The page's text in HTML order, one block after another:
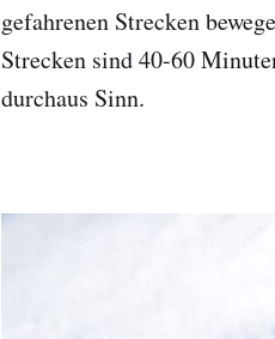
gefahrenen Strecken
Strecken sind 40-60
durchaus Sinn.